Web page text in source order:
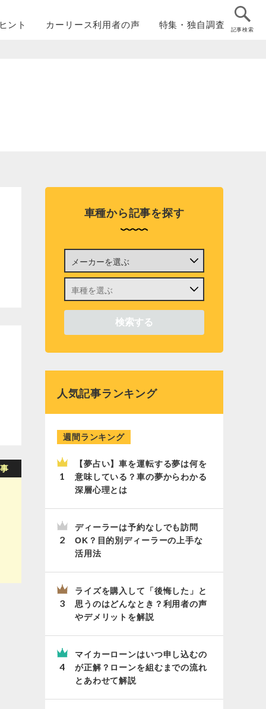
ント カーリース利用者の声 特集・独自調査 記事検索
車種から記事を探す
人気記事ランキング
週間ランキング
【夢占い】車を運転する夢は何を
意味している？車の夢からわかる
深層心理とは
ディーラーは予約なしでも訪問
OK？目的別ディーラーの上手な
活用法
ライズを購入して「後悔した」と
思うのはどんなとき？利用者の声
やデメリットを解説
マイカーローンはいつ申し込むの
が正解？ローンを組むまでの流れ
とあわせて解説